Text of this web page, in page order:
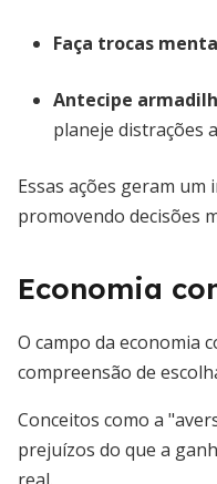
Faça trocas
Antecipe
planeje distrações
Essas ações geram
promovendo decisões
Economia
O campo da economia
compreensão de
Conceitos como a
prejuízos do que a